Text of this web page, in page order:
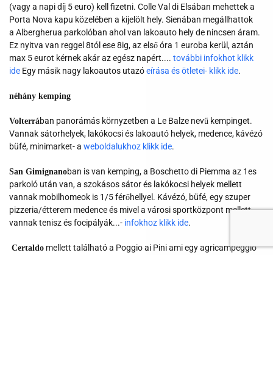
(vagy a napi díj 5 euro) kell fizetni. Colle Val di Elsában mehettek a
Porta Nova kapu közelében a kijelölt hely. Sienában megállhattok
a Albergherua parkolóban ahol van lakoauto hely de nincsen áram.
Ez nyitva van reggel 8tól ese 8ig, az első óra 1 euroba kerül, aztán
max 5 eurot kérnek akár az egész napért.... további infokhot klikk
ide Egy másik nagy lakoautos utazóeírása és ötletei- klikk ide.
néhány kemping
Volterrában panorámás környzetben a Le Balze nevű kempinget.
Vannak sátorhelyek, lakókocsi és lakoautó helyek, medence, kávézó
büfé, minimarket- a weboldalukhoz klikk ide.
San Gimignanoban is van kemping, a Boschetto di Piemma az 1es
parkoló után van, a szokásos sátor és lakókocsi helyek mellett
vannak mobilhomeok is 1/5 férőhellyel. Kávézó, büfé, egy szuper
pizzeria/étterem medence és mivel a városi sportközpont mellett
vannak tenisz és focipályák...- infokhoz klikk ide.
Certaldo mellett található a Poggio ai Pini ami egy agricampeggio